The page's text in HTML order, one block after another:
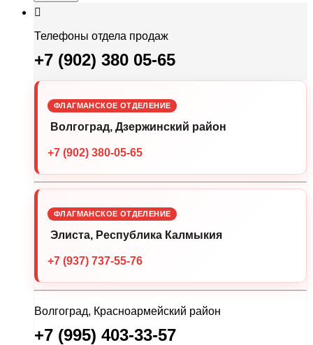
Телефоны отдела продаж
+7 (902) 380 05-65
ФЛАГМАНСКОЕ ОТДЕЛЕНИЕ
Волгоград, Дзержинский район
+7 (902) 380-05-65
ФЛАГМАНСКОЕ ОТДЕЛЕНИЕ
Элиста, Республика Калмыкия
+7 (937) 737-55-76
Волгоград, Красноармейский район
+7 (995) 403-33-57